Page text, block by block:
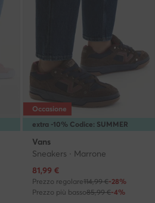
extra -10% Codice: SUMMER
Occasione
Vans
Sneakers · Marrone
Prezzo attuale
81,99 €
Prezzo regolare114,99 €-28%
Prezzo più basso85,99 €-4%